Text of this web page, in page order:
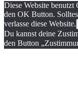
Diese Website
den OK Button.
verlasse diese Website.
Du kannst deine
den Button